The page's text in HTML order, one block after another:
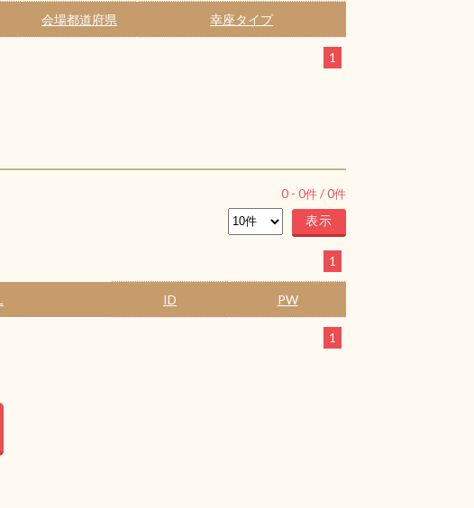
会場都道府県 幸座タイプ
1
0 - 0件 /0件
1
ID PW
1